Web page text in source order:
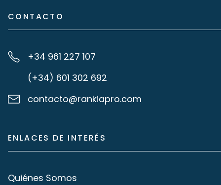
CONTACTO
+34 961 227 107
(+34) 601 302 692
contacto@rankiapro.com
ENLACES DE INTERÉS
Quiénes Somos